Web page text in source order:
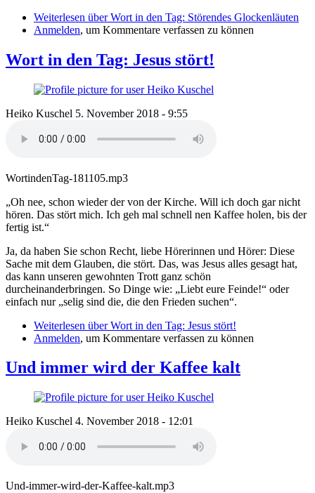
Weiterlesen über Wort in den Tag: Störendes Glockenläuten
Anmelden, um Kommentare verfassen zu können
Wort in den Tag: Jesus stört!
Heiko Kuschel 5. November 2018 - 9:55
WortindenTag-181105.mp3
„Oh nee, schon wieder der von der Kirche. Will ich doch gar nicht
hören. Das stört mich. Ich geh mal schnell nen Kaffee holen, bis der
fertig ist.“
Ja, da haben Sie schon Recht, liebe Hörerinnen und Hörer: Diese
Sache mit dem Glauben, die stört. Das, was Jesus alles gesagt hat,
das kann unseren gewohnten Trott ganz schön
durcheinanderbringen. So Dinge wie: „Liebt eure Feinde!“ oder
einfach nur „selig sind die, die den Frieden suchen“.
Weiterlesen über Wort in den Tag: Jesus stört!
Anmelden, um Kommentare verfassen zu können
Und immer wird der Kaffee kalt
Heiko Kuschel 4. November 2018 - 12:01
Und-immer-wird-der-Kaffee-kalt.mp3